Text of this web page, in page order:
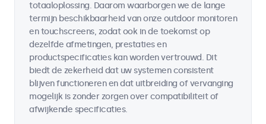
totaaloplossing. Daarom waarborgen we de lange
termijn beschikbaarheid van onze outdoor monitoren
en touchscreens, zodat ook in de toekomst op
dezelfde afmetingen, prestaties en
productspecificaties kan worden vertrouwd. Dit
biedt de zekerheid dat uw systemen consistent
blijven functioneren en dat uitbreiding of vervanging
mogelijk is zonder zorgen over compatibiliteit of
afwijkende specificaties.